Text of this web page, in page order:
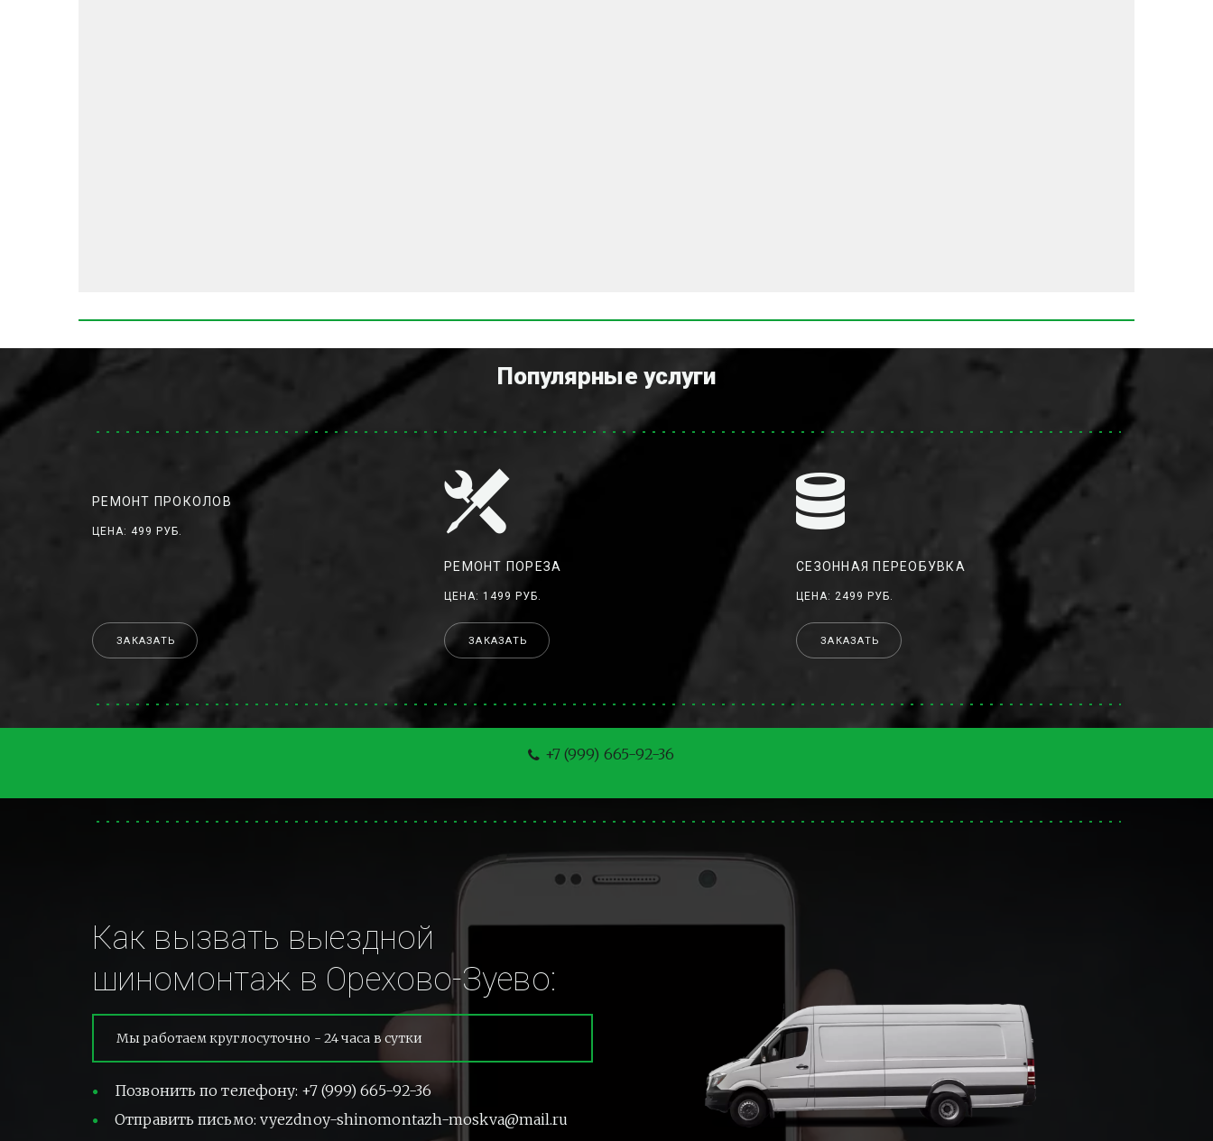
Популярные услуги
РЕМОНТ ПРОКОЛОВ
ЦЕНА: 499 РУБ.
ЗАКАЗАТЬ
РЕМОНТ ПОРЕЗА
ЦЕНА: 1499 РУБ.
ЗАКАЗАТЬ
СЕЗОННАЯ ПЕРЕОБУВКА
ЦЕНА: 2499 РУБ.
ЗАКАЗАТЬ
+7 (999) 665-92-36
Как вызвать выездной
шиномонтаж в Орехово-Зуево:
Мы работаем круглосуточно - 24 часа в сутки
Позвонить по телефону: +7 (999) 665-92-36
Отправить письмо: vyezdnoy-shinomontazh-moskva@mail.ru